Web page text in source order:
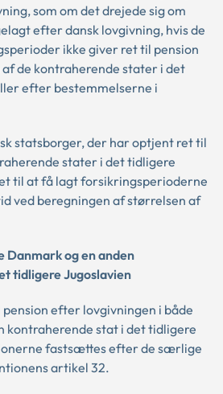
som om det drejede sig om
efter dansk lovgivning, hvis de
ikke giver ret til pension
de kontraherende stater i det
efter bestemmelserne i
statsborger, der har optjent ret til
stater i det tidligere
til at få lagt forsikringsperioderne
ved beregningen af størrelsen af
Danmark og en anden
tidligere Jugoslavien
efter lovgivningen i både
kontraherende stat i det tidligere
fastsættes efter de særlige
artikel 32.